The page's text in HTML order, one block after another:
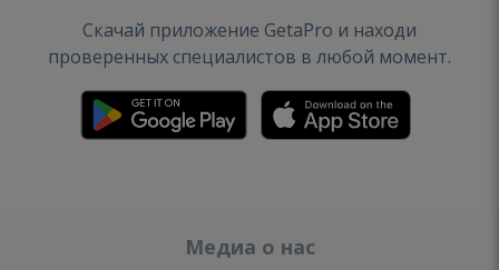
Скачай приложение GetaPro и находи
проверенных специалистов в любой момент.
Медиа о нас